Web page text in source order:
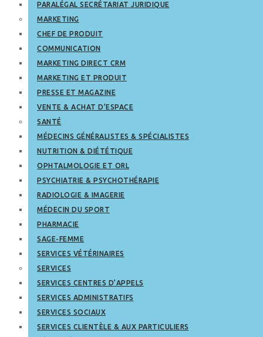
PARALÉGAL SECRÉTARIAT JURIDIQUE
MARKETING
CHEF DE PRODUIT
COMMUNICATION
MARKETING DIRECT CRM
MARKETING ET PRODUIT
PRESSE ET MAGAZINE
VENTE & ACHAT D’ESPACE
SANTÉ
MÉDECINS GÉNÉRALISTES & SPÉCIALISTES
NUTRITION & DIÉTÉTIQUE
OPHTALMOLOGIE ET ORL
PSYCHIATRIE & PSYCHOTHÉRAPIE
RADIOLOGIE & IMAGERIE
MÉDECIN DU SPORT
PHARMACIE
SAGE-FEMME
SERVICES VÉTÉRINAIRES
SERVICES
SERVICES CENTRES D’APPELS
SERVICES ADMINISTRATIFS
SERVICES SOCIAUX
SERVICES CLIENTÈLE & AUX PARTICULIERS